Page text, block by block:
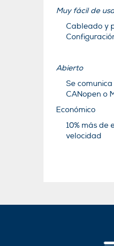
Muy fácil de
Cableado y
Abierto
Se
CANopen o
Económico
10% más de
velocidad